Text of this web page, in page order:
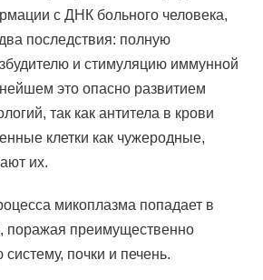
с ДНК больного человека,
последствия: полную
и стимуляцию иммунной
это опасно развитием
так как антитела в крови
клетки как чужеродные,
их.
микоплазма попадает в
поражая преимущественно
почки и печень.